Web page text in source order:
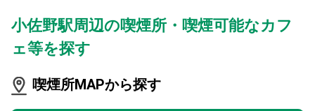
小佐野駅周辺の喫煙所・喫煙可能なカフ
ェ等を探す
喫煙所MAPから探す